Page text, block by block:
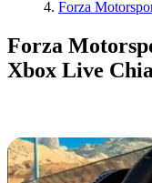
Forza
Forza
Xbox Live